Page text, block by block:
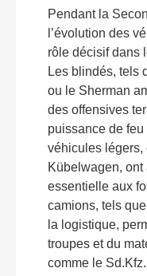
Pendant la
l’évolution des
rôle décisif dans
Les blindés, tels
ou le Sherman
des offensives
puissance de
véhicules légers,
Kübelwagen,
essentielle aux
camions, tels
la logistique,
troupes et du
comme le